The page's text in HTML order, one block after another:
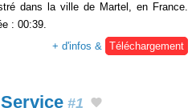
dans la ville de Martel, en France.
: 00:39.
+ d'infos & Téléchargement
#1